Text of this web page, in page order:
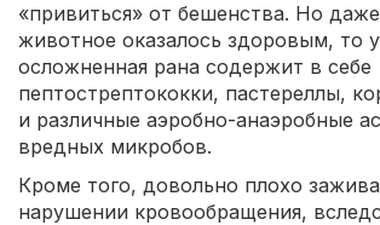
«привиться» от бешенства. Но
животное оказалось здоровым, то
осложненная рана содержит в себе
пептострептококки, пастереллы,
и различные аэробно-анаэробные
вредных микробов.
Кроме того, довольно плохо
нарушении кровообращения,